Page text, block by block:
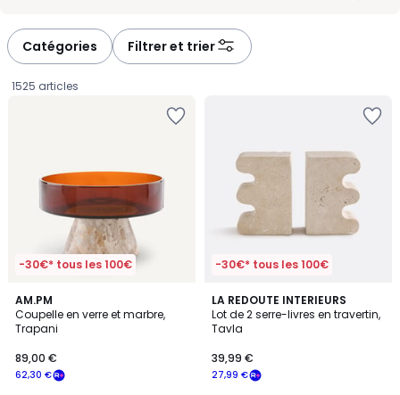
Catégories Filtrer et trier
1525 articles
-30€* tous les 100€
AM.PM
Coupelle en verre et marbre,
Trapani
€
souscrivez
62,30 €
89,00 €
4,4
/ 5
-30€* tous les 100€
LA REDOUTE INTERIEURS
Lot de 2 serre-livres en travertin,
Tavla
27,99 €
39,99 €